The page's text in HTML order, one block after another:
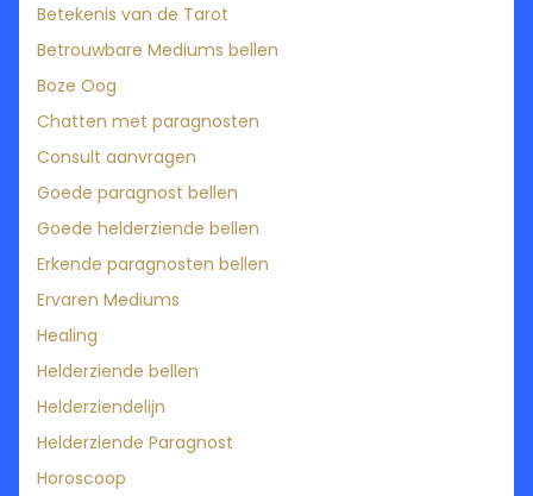
Betekenis van de Tarot
Betrouwbare Mediums bellen
Boze Oog
Chatten met paragnosten
Consult aanvragen
Goede paragnost bellen
Goede helderziende bellen
Erkende paragnosten bellen
Ervaren Mediums
Healing
Helderziende bellen
Helderziendelijn
Helderziende Paragnost
Horoscoop